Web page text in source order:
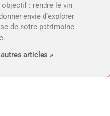
: rendre le vin
envie d’explorer
de notre patrimoine
articles »